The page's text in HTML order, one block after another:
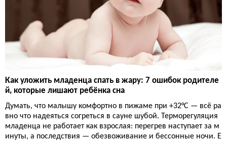
Как уложить младенца спать в жару: 7 ошибок родителе
й, которые лишают ребёнка сна
Думать, что малышу комфортно в пижаме при +32°C — всё ра
вно что надеяться согреться в сауне шубой. Терморегуляция
младенца не работает как взрослая: перегрев наступает за м
инуты, а последствия — обезвоживание и бессонные ночи. Е